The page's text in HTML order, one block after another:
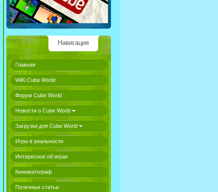
Навигация
Главная
WiKi Cube World
Форум Cube World
Новости о Cube World
Загрузки для Cube World
Игры в реальности
Интересное об играх
Кинематограф
Полезные статьи